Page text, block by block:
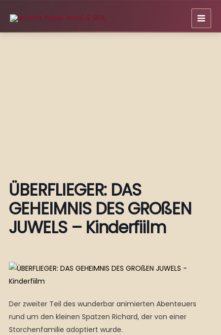
Inhalt
springen
ÜBERFLIEGER: DAS
GEHEIMNIS DES GROßEN
JUWELS – Kinderfiilm
Der zweiter Teil des wunderbar animierten Abenteuers
rund um den kleinen Spatzen Richard, der von einer
Storchenfamilie adoptiert wurde.